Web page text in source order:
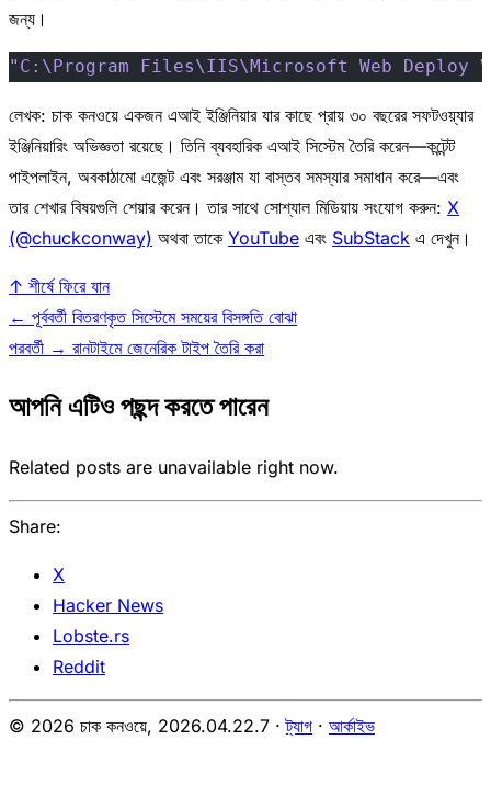
জন্য।
"C:\Program Files\IIS\Microsoft Web Deploy
লেখক: চাক কনওয়ে একজন এআই ইঞ্জিনিয়ার যার কাছে প্রায় ৩০ বছরের সফটওয়্যার
ইঞ্জিনিয়ারিং অভিজ্ঞতা রয়েছে। তিনি ব্যবহারিক এআই সিস্টেম তৈরি করেন—কন্টেন্ট
পাইপলাইন, অবকাঠামো এজেন্ট এবং সরঞ্জাম যা বাস্তব সমস্যার সমাধান করে—এবং
তার শেখার বিষয়গুলি শেয়ার করেন। তার সাথে সোশ্যাল মিডিয়ায় সংযোগ করুন: X
(@chuckconway) অথবা তাকে YouTube এবং SubStack এ দেখুন।
↑ শীর্ষে ফিরে যান
← পূর্ববর্তী বিতরণকৃত সিস্টেমে সময়ের বিসঙ্গতি বোঝা
পরবর্তী → রানটাইমে জেনেরিক টাইপ তৈরি করা
আপনি এটিও পছন্দ করতে পারেন
Related posts are unavailable right now.
Share:
X
Hacker News
Lobste.rs
Reddit
© 2026 চাক কনওয়ে, 2026.04.22.7 ·ট্যাগ · আর্কাইভ